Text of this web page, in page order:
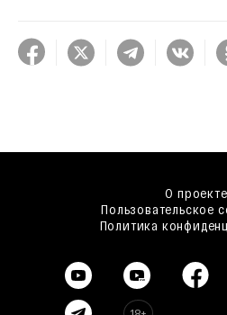
О проекте
Пользовательское
Политика